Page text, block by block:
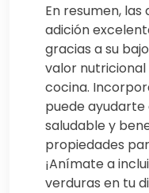
En resumen,
adición
gracias a su
valor
cocina.
puede
saludable y
propiedades
¡Anímate a
verduras en tu